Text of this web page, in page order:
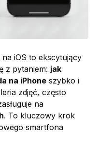
iOS to ekscytujący
z pytaniem: jak
na iPhone szybko i
zdjęć, często
na
. To kluczowy krok
smartfona